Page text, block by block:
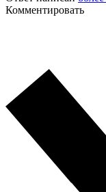
Комментировать